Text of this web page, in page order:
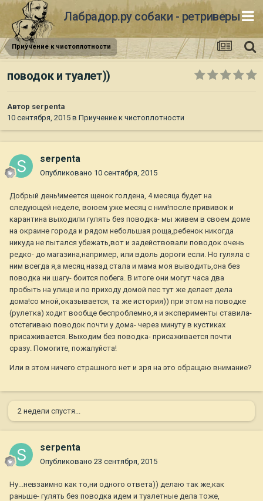
Лабрадор.ру собаки - ретриверы
Приучение к чистоплотности
поводок и туалет))
Автор serpenta
10 сентября, 2015 в Приучение к чистоплотности
serpenta
Опубликовано 10 сентября, 2015
Добрый день!имеется щенок голдена, 4 месяца будет на
следующей неделе, воюем уже месяц с ним!после прививок и
карантина выходили гулять без поводка- мы живем в своем доме
на окраине города и рядом небольшая роща,ребенок никогда
никуда не пытался убежать,вот и задействовали поводок очень
редко- до магазина,например, или вдоль дороги если. Но гуляла с
ним всегда я,а месяц назад стала и мама моя выводить,она без
поводка ни шагу- боится побега. В итоге они могут часа два
пробыть на улице и по приходу домой пес тут же делает дела
дома!со мной,оказывается, та же история)) при этом на поводке
(рулетка) ходит вообще беспроблемно,я и эксперименты ставила-
отстегиваю поводок почти у дома- через минуту в кустиках
присаживается. Выходим без поводка- присаживается почти
сразу. Помогите, пожалуйста!
Или в этом ничего страшного нет и зря на это обращаю внимание?
2 недели спустя...
serpenta
Опубликовано 23 сентября, 2015
Ну...невзаимно как то,ни одного ответа)) делаю так же,как
раньше- гулять без поводка идем и туалетные дела тоже,